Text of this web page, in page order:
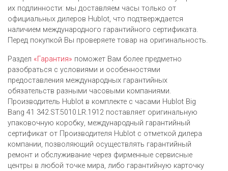
их подлинности: мы доставляем часы только от
официальных дилеров Hublot, что подтверждается
наличием международного гарантийного сертификата.
Перед покупкой Вы проверяете товар на оригинальность.
Раздел «Гарантия» поможет Вам более предметно
разобраться с условиями и особенностями
предоставления международных гарантийных
обязательств разными часовыми компаниями.
Производитель Hublot в комплекте с часами Hublot Big
Bang 41 342.ST.5010.LR.1912 поставляет оригинальную
упаковочную коробку, международный гарантийный
сертификат от Производителя Hublot c отметкой дилера
компании, позволяющий осуществлять гарантийный
ремонт и обслуживание через фирменные сервисные
центры в любой точке мира, либо гарантийную карточку